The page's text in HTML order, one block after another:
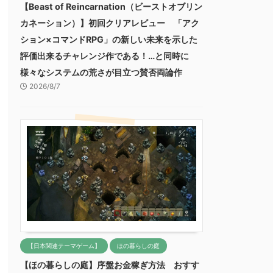
【Beast of Reincarnation（ビーストオブリン
カネーション）】初回クリアレビュー 「アク
ション×コマンドRPG」の新しい未来を示した
評価出来るチャレンジ作である！…と同時に
様々なシステムの荒さが目立つ賛否両論作
2026/8/7
【日本関連テーマゲーム】 ほの暮らしの庭
【ほの暮らしの庭】序盤お金稼ぎ方法 おすす